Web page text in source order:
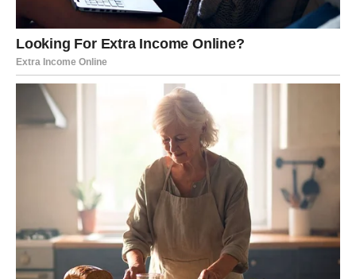
POSAO – STIŽE PRILIKA KOJA
MOŽE PROMIJENITI VAŠ ŽIVOT
Na poslovnom planu ulazite u mnogo bolji period.
Iako ste u posljednje vrijeme često imali osjećaj da se
trudite više od drugih, a da rezultati kasne, sada dolazi
vrijeme kada će se vaš rad konačno početi isplaćivati.
Pred vama je mogućnost veoma zanimljive poslovne
prilike, razgovora ili prilike koja bi vam mogla potpuno
promijeniti budućnost.